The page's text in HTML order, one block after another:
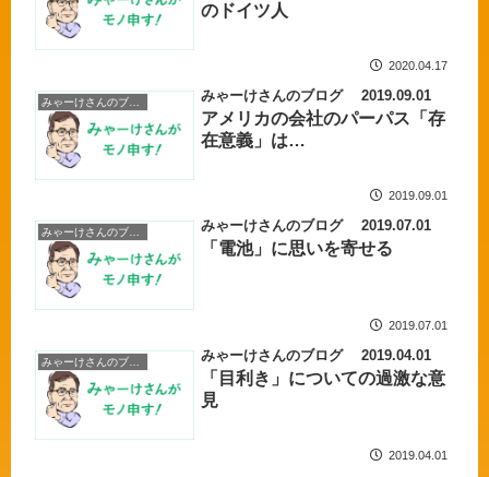
のドイツ人
2020.04.17
みゃーけさんのブログ みゃーけさんのブログ 2019.09.01
アメリカの会社のパーパス「存
在意義」は…
2019.09.01
みゃーけさんのブログ みゃーけさんのブログ 2019.07.01
「電池」に思いを寄せる
2019.07.01
みゃーけさんのブログ みゃーけさんのブログ 2019.04.01
「目利き」についての過激な意
見
2019.04.01